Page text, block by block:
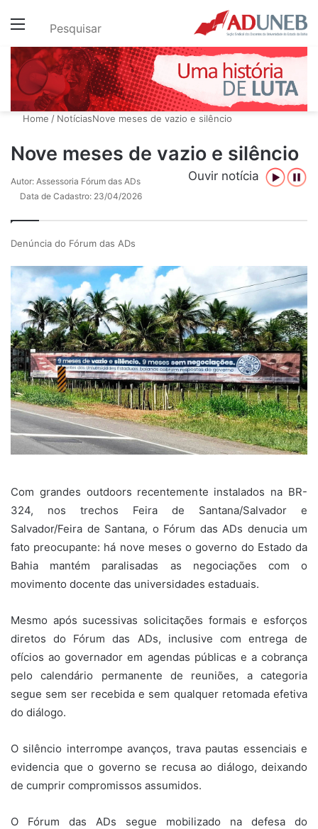
Menu Pesquisar
Home / NotíciasNove meses de vazio e silêncio
Nove meses de vazio e silêncio
Ouvir notícia
Autor: Assessoria Fórum das ADs
Data de Cadastro: 23/04/2026
Denúncia do Fórum das ADs
Com grandes outdoors recentemente instalados na BR-
324, nos trechos Feira de Santana/Salvador e
Salvador/Feira de Santana, o Fórum das ADs denucia um
fato preocupante: há nove meses o governo do Estado da
Bahia mantém paralisadas as negociações com o
movimento docente das universidades estaduais.
Mesmo após sucessivas solicitações formais e esforços
diretos do Fórum das ADs, inclusive com entrega de
ofícios ao governador em agendas públicas e a cobrança
pelo calendário permanente de reuniões, a categoria
segue sem ser recebida e sem qualquer retomada efetiva
do diálogo.
O silêncio interrompe avanços, trava pautas essenciais e
evidencia que o governo se recusa ao diálogo, deixando
de cumprir compromissos assumidos.
O Fórum das ADs segue mobilizado na defesa do